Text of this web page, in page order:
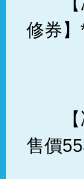
修券
售價